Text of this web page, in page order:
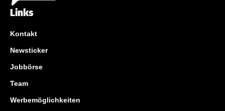
Links
Kontakt
Newsticker
Jobbörse
Team
Werbemöglichkeiten